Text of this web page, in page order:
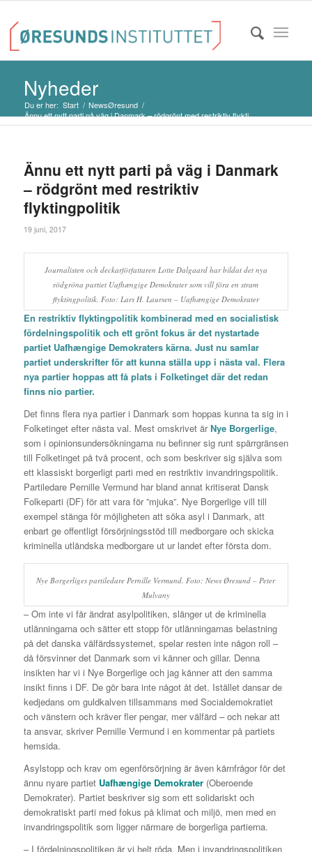
Nyheder
Du er her: Start / NewsØresund /
Ännu ett nytt parti på väg i Danmark – rödgrönt med restriktiv flykti...
Ännu ett nytt parti på väg i Danmark
– rödgrönt med restriktiv
flyktingpolitik
19 juni, 2017
Journalisten och deckarförfattaren Lotte Dalgaard har bildat det nya
rödgröna partiet Uafhængige Demokrater som vill föra en stram
flyktingpolitik. Foto: Lars H. Laursen – Uafhængige Demokrater
En restriktiv flyktingpolitik kombinerad med en socialistisk
fördelningspolitik och ett grönt fokus är det nystartade
partiet Uafhængige Demokraters kärna. Just nu samlar
partiet underskrifter för att kunna ställa upp i nästa val. Flera
nya partier hoppas att få plats i Folketinget där det redan
finns nio partier.
Det finns flera nya partier i Danmark som hoppas kunna ta sig in i
Folketinget efter nästa val. Mest omskrivet ärNye Borgerlige,
som i opinionsundersökningarna nu befinner sig runt spärrgränsen
till Folketinget på två procent, och som beskriver sig själva som
ett klassiskt borgerligt parti med en restriktiv invandringspolitik.
Partiledare Pernille Vermund har bland annat kritiserat Dansk
Folkeparti (DF) för att vara för ”mjuka”. Nye Borgerlige vill till
exempel stänga för möjligheten att söka asyl i Danmark, att
enbart ge offentligt försörjningsstöd till medborgare och skicka
kriminella utländska medborgare ut ur landet efter första dom.
Nye Borgerliges partiledare Pernille Vermund. Foto: News Øresund – Peter
Mulvany
– Om inte vi får ändrat asylpolitiken, slänger ut de kriminella
utlänningarna och sätter ett stopp för utlänningarnas belastning
på det danska välfärdssystemet, spelar resten inte någon roll –
då försvinner det Danmark som vi känner och gillar. Denna
insikten har vi i Nye Borgerlige och jag känner att den samma
insikt finns i DF. De gör bara inte något åt det. Istället dansar de
kedjedans om guldkalven tillsammans med Socialdemokratiet
och vänstern och kräver fler pengar, mer välfärd – och nekar att
ta ansvar, skriver Pernille Vermund i en kommentar på partiets
hemsida.
Asylstopp och krav om egenförsörjning är även kärnfrågor för det
ännu nyare partiet Uafhængige Demokrater(Oberoende
Demokrater). Partiet beskriver sig som ett solidariskt och
demokratiskt parti med fokus på klimat och miljö, men med en
invandringspolitik som ligger närmare de borgerliga partierna.
– I fördelningspolitiken är vi helt röda. Men i invandringspolitiken